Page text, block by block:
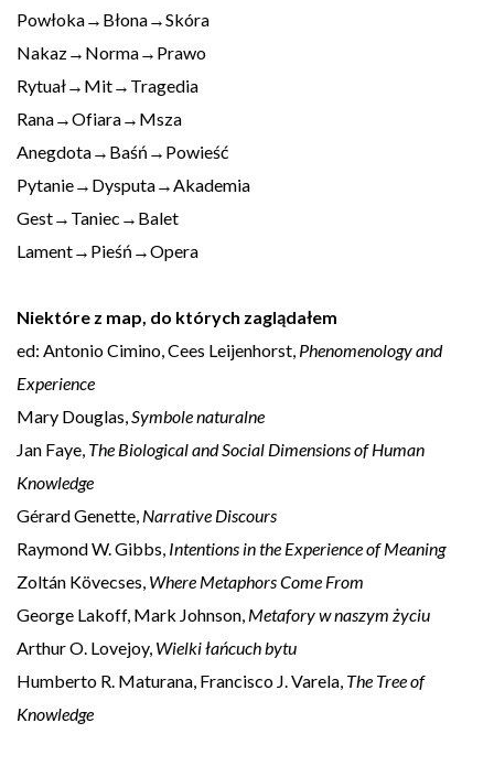
Powłoka→Błona→Skóra
Nakaz→Norma→Prawo
Rytuał→Mit→Tragedia
Rana→Ofiara→Msza
Anegdota→Baśń→Powieść
Pytanie→Dysputa→Akademia
Gest→Taniec→Balet
Lament→Pieśń→Opera
Niektóre z map, do których zaglądałem
ed: Antonio Cimino, Cees Leijenhorst, Phenomenology and
Experience
Mary Douglas,Symbole naturalne
Jan Faye, The Biological and Social Dimensions of Human
Knowledge
Gérard Genette, Narrative Discours
Raymond W. Gibbs, Intentions in the Experience of Meaning
Zoltán Kövecses, Where Metaphors Come From
George Lakoff, Mark Johnson, Metafory w naszym życiu
Arthur O. Lovejoy, Wielki łańcuch bytu
Humberto R. Maturana, Francisco J. Varela, The Tree of
Knowledge